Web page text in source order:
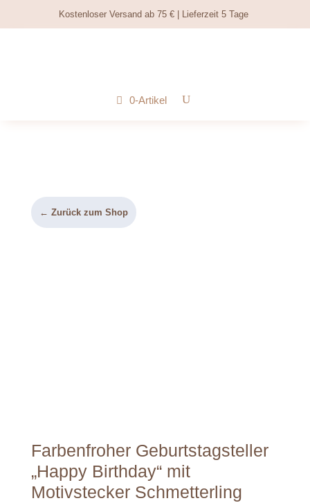
Kostenloser Versand ab 75 € | Lieferzeit 5 Tage
0-Artikel
← Zurück zum Shop
Farbenfroher Geburtstagsteller
„Happy Birthday“ mit
Motivstecker Schmetterling